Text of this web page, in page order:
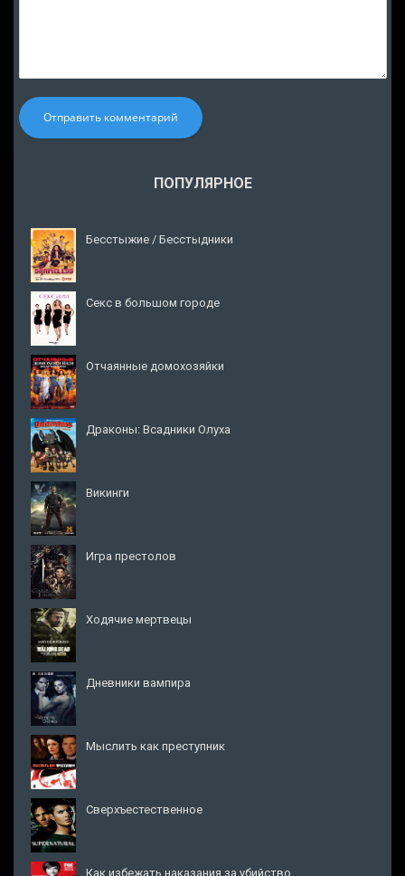
Отправить комментарий
ПОПУЛЯРНОЕ
Бесстыжие / Бесстыдники
Секс в большом городе
Отчаянные домохозяйки
Драконы: Всадники Олуха
Викинги
Игра престолов
Ходячие мертвецы
Дневники вампира
Мыслить как преступник
Сверхъестественное
Как избежать наказания за убийство